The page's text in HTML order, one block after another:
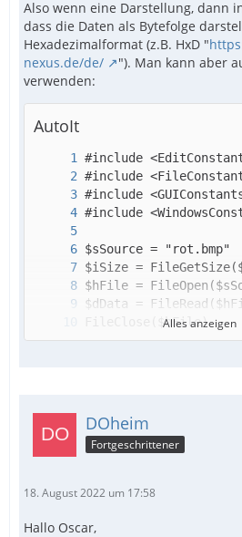
Also wenn eine Darstellung, dann
dass die Daten als Bytefolge
Hexadezimalformat (z.B. HxD "
nexus.de/de/
"). Man kann aber
verwenden:
AutoIt
Alles anzeigen
DOheim
Fortgeschrittener
18. August 2022 um 17:58
Hallo Oscar,